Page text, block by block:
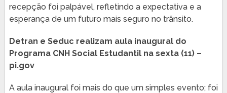
recepção foi palpável, refletindo a expectativa e a
esperança de um futuro mais seguro no trânsito.
Detran e Seduc realizam aula inaugural do
Programa CNH Social Estudantil na sexta (11) –
pi.gov
A aula inaugural foi mais do que um simples evento; foi